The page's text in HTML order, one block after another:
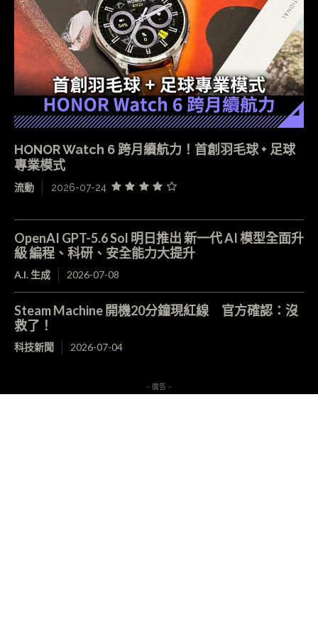
HONOR Watch 6 跨月續航力！首創羽毛球 + 足球
專業模式
流動 2026-07-24
OpenAI GPT-5.6 Sol 明日推出 新一代 AI 模型全面升
級 編程、科研、安全能力大提升
A.I. 生成 2026-07-08
Steam Machine 開機20分鐘現紅線 官方確認：沒
救了！
科技新聞 2026-07-04
- 廣告 -